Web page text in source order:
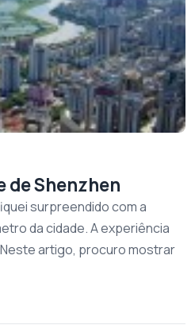
de Shenzhen
surpreendido com a
da cidade. A experiência
artigo, procuro mostrar